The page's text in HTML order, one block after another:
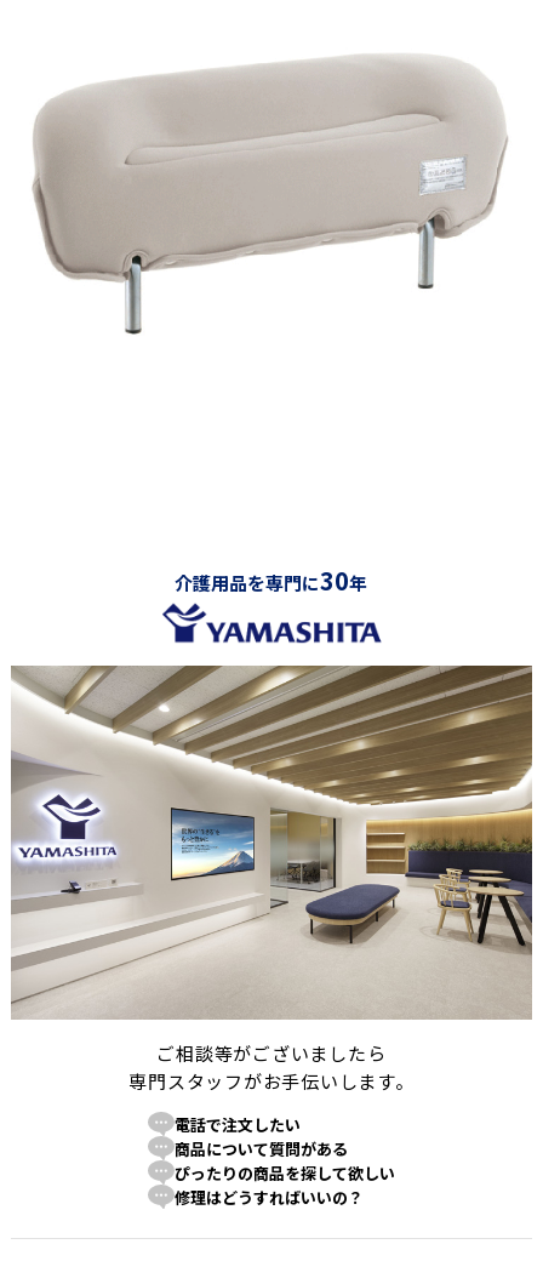
介護用品を専門に30年
ご相談等がございましたら
専門スタッフがお手伝いします。
電話で注文したい
商品について質問がある
ぴったりの商品を探して欲しい
修理はどうすればいいの？